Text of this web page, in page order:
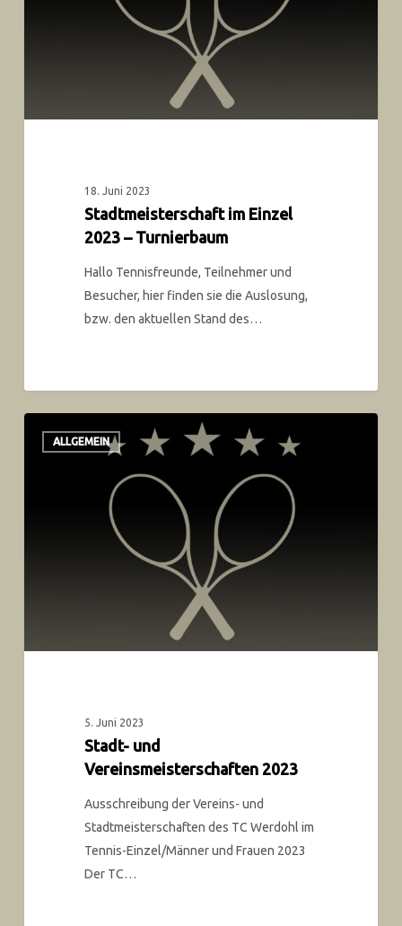
18. Juni 2023
Stadtmeisterschaft im Einzel
2023 – Turnierbaum
Hallo Tennisfreunde, Teilnehmer und
Besucher, hier finden sie die Auslosung,
bzw. den aktuellen Stand des…
ALLGEMEIN
5. Juni 2023
Stadt- und
Vereinsmeisterschaften 2023
Ausschreibung der Vereins- und
Stadtmeisterschaften des TC Werdohl im
Tennis-Einzel/Männer und Frauen 2023
Der TC…